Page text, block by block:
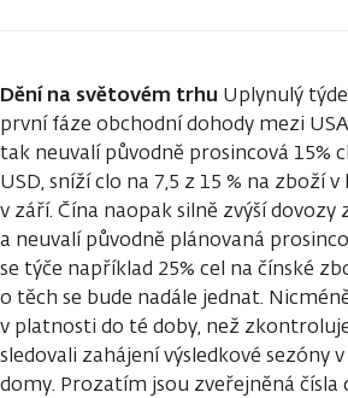
Dění na světovém trhu Uplynulý
první fáze obchodní dohody mezi
tak neuvalí původně prosincová 15%
USD, sníží clo na 7,5 z 15 % na zboží
v září. Čína naopak silně zvýší
a neuvalí původně plánovaná
se týče například 25% cel na čínské
o těch se bude nadále jednat.
v platnosti do té doby, než
sledovali zahájení výsledkové sezóny
domy. Prozatím jsou zveřejněná